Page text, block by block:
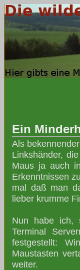
Ein
Als
Linkshänder,
Maus ja auch
Erkenntnissen
mal daß man
lieber krumme
Nun habe ich,
Terminal
festgestellt:
Maustasten
weiter.